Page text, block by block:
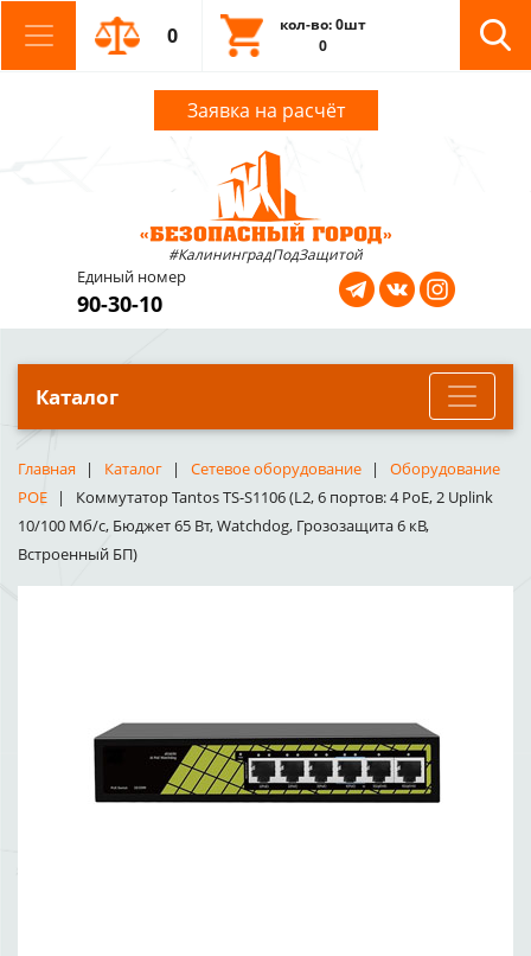
0
кол-во: 0шт
0
Заявка на расчёт
#КалининградПодЗащитой
Единый номер
90-30-10
Каталог
Главная Каталог Сетевое оборудование
Оборудование
POE
Коммутатор Tantos TS-S1106 (L2, 6 портов: 4 PoE, 2 Uplink
10/100 Мб/с, Бюджет 65 Вт, Watchdog, Грозозащита 6 кВ,
Встроенный БП)